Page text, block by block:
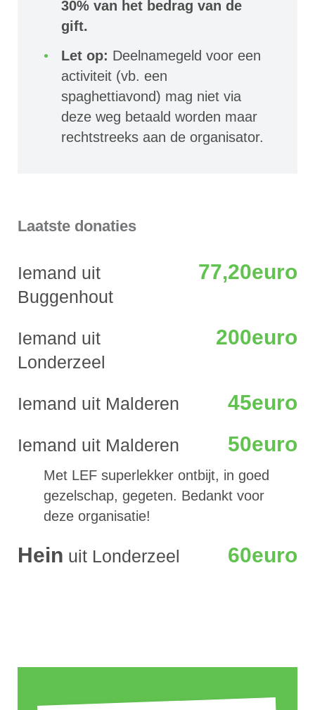
30% van het bedrag van de
gift.
Let op: Deelnamegeld voor een
activiteit (vb. een
spaghettiavond) mag niet via
deze weg betaald worden maar
rechtstreeks aan de organisator.
Laatste donaties
Iemand uit
Buggenhout
77,20euro
Iemand uit
Londerzeel
200euro
Iemand uit Malderen 45euro
Iemand uit Malderen 50euro
Met LEF superlekker ontbijt, in goed
gezelschap, gegeten. Bedankt voor
deze organisatie!
Hein uit Londerzeel 60euro